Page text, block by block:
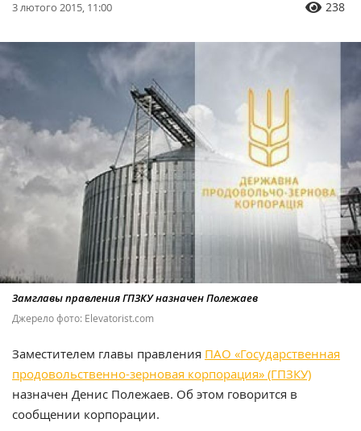
3 лютого 2015, 11:00 238
Замглавы правления ГПЗКУ назначен Полежаев
Джерело фото: Elevatorist.com
Заместителем главы правления ПАО «Государственная
продовольственно-зерновая корпорация» (ГПЗКУ)
назначен Денис Полежаев. Об этом говорится в
сообщении корпорации.